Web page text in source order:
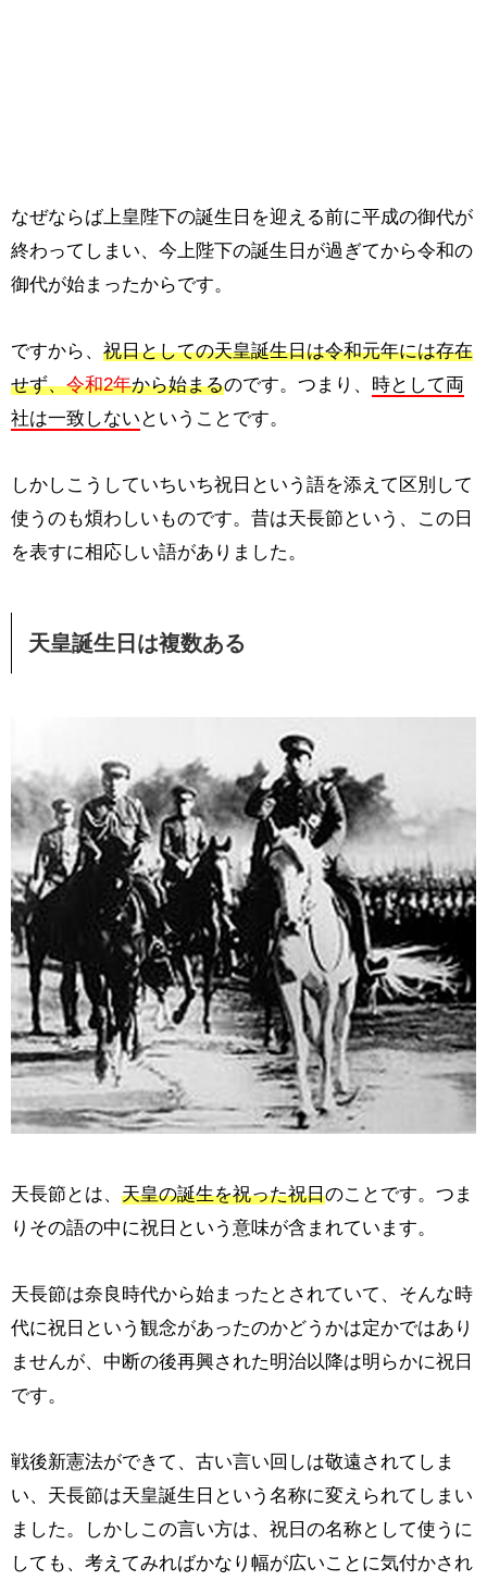
なぜならば上皇陛下の誕生日を迎える前に平成の御代が
終わってしまい、今上陛下の誕生日が過ぎてから令和の
御代が始まったからです。
ですから、 祝日としての天皇誕生日は令和元年には存在
せず、令和2年から始まるのです。つまり、 時として両
社は一致しない ということです。
しかしこうしていちいち祝日という語を添えて区別して
使うのも煩わしいものです。昔は天長節という、この日
を表すに相応しい語がありました。
天皇誕生日は複数ある
天長節とは、 天皇の誕生を祝った祝日のことです。つま
りその語の中に祝日という意味が含まれています。
天長節は奈良時代から始まったとされていて、そんな時
代に祝日という観念があったのかどうかは定かではあり
ませんが、中断の後再興された明治以降は明らかに祝日
です。
戦後新憲法ができて、古い言い回しは敬遠されてしま
い、天長節は天皇誕生日という名称に変えられてしまい
ました。しかしこの言い方は、祝日の名称として使うに
しても、考えてみればかなり幅が広いことに気付かされ